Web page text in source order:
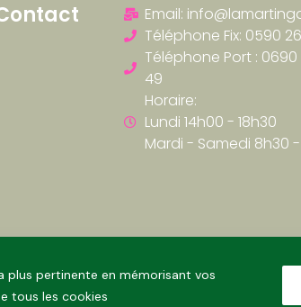
plus pertinente en mémorisant vos
tous les cookies
Email:
Téléphone Fix: 0590
Téléphone Port : 0690
49
Horaire:
Lundi 14h00 - 18h30
Mardi - Samedi 8h30 -
par LA MARTINGALE © TOUS DROITS